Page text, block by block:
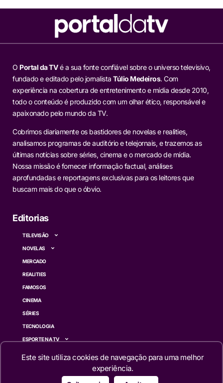
O Portal da TVé a sua fonte confiável sobre o universo televisivo,
fundado e editado pelo jornalista Túlio Medeiros. Com
experiência na cobertura de entretenimento e mídia desde 2010,
todo o conteúdo é produzido com um olhar ético, responsável e
apaixonado pelo mundo da TV.
Cobrimos diariamente os bastidores de novelas e realities,
analisamos programas de auditório e telejornais, e trazemos as
últimas notícias sobre séries, cinema e o mercado de mídia.
Nossa missão é fornecer informação factual, análises
aprofundadas e reportagens exclusivas para os leitores que
buscam mais do que o óbvio.
Editorias
TELEVISÃO
NOVELAS
MERCADO
REALITIES
FAMOSOS
CINEMA
SÉRIES
TECNOLOGIA
ESPORTE NA TV
Institucional
Este site utiliza cookies de navegação para uma melhor
experiência.